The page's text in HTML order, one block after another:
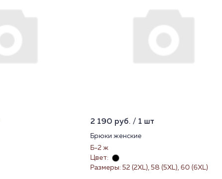
2 190 руб. / 1 шт
Брюки женские
Б-2 ж
Цвет:
Размеры: 52 (2XL), 58 (5XL), 60 (6XL)